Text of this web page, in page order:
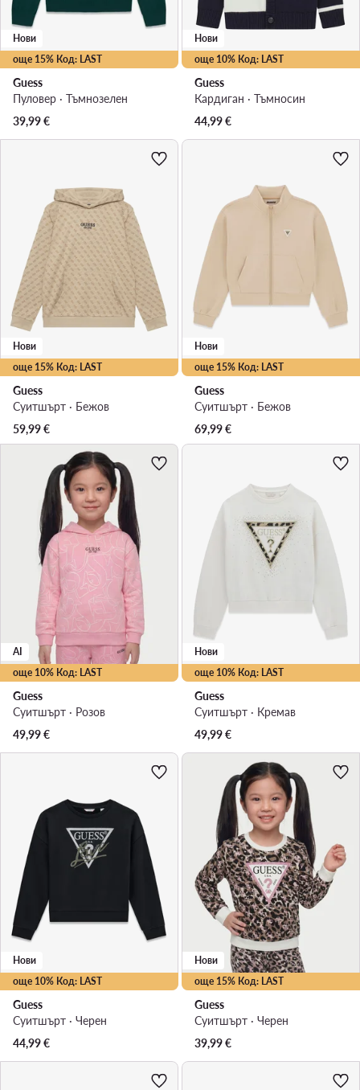
още 15% Код: LAST
Нови
Guess
Пуловер · Тъмнозелен
39,99€
още 10% Код: LAST
Нови
Guess
Кардиган · Тъмносин
44,99€
още 15% Код: LAST
Нови
Guess
Суитшърт · Бежов
59,99€
още 15% Код: LAST
Нови
Guess
Суитшърт · Бежов
69,99€
още 10% Код: LAST
AI
Guess
Суитшърт · Розов
49,99€
още 10% Код: LAST
Нови
Guess
Суитшърт · Кремав
49,99€
още 10% Код: LAST
Нови
Guess
Суитшърт · Черен
44,99€
още 15% Код: LAST
Нови
Guess
Суитшърт · Черен
39,99€